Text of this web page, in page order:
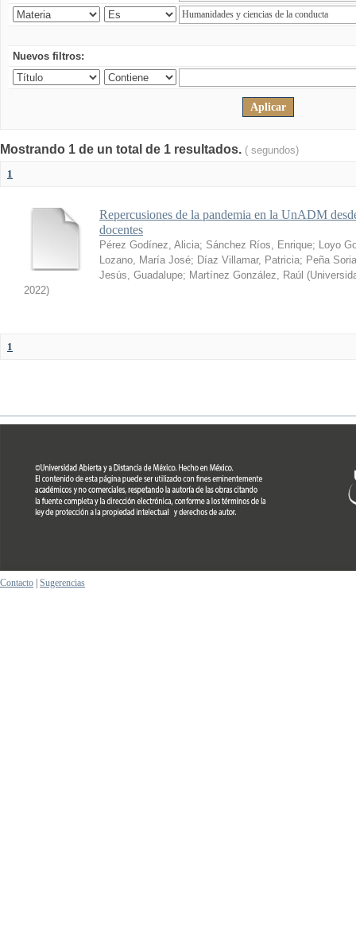
Nuevos filtros:
Mostrando 1 de un total de 1 resultados. ( segundos)
1
Repercusiones de la pandemia en la UnADM
docentes
Pérez Godínez, Alicia; Sánchez Ríos, Enrique; Loyo
Lozano, María José; Díaz Villamar, Patricia; Peña
Jesús, Guadalupe; Martínez González, Raúl (
2022)
1
Contacto Sugerencias